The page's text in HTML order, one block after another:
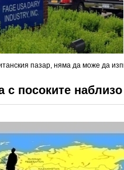
пазар, няма да може да
с посоките